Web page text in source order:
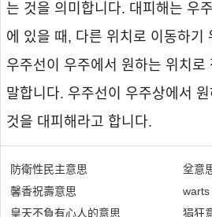
는 것을 의미합니다. 대피해는 우
에 있을 때, 다른 위치로 이동하기
우주선이 우주에서 원하는 위치로
말합니다. 우주선이 우주상에서
것을 대피해라고 합니다.
防衛性民主意思
馨香祝壽意思
皇天不負有心人的意思
坌意
warts
狷狂